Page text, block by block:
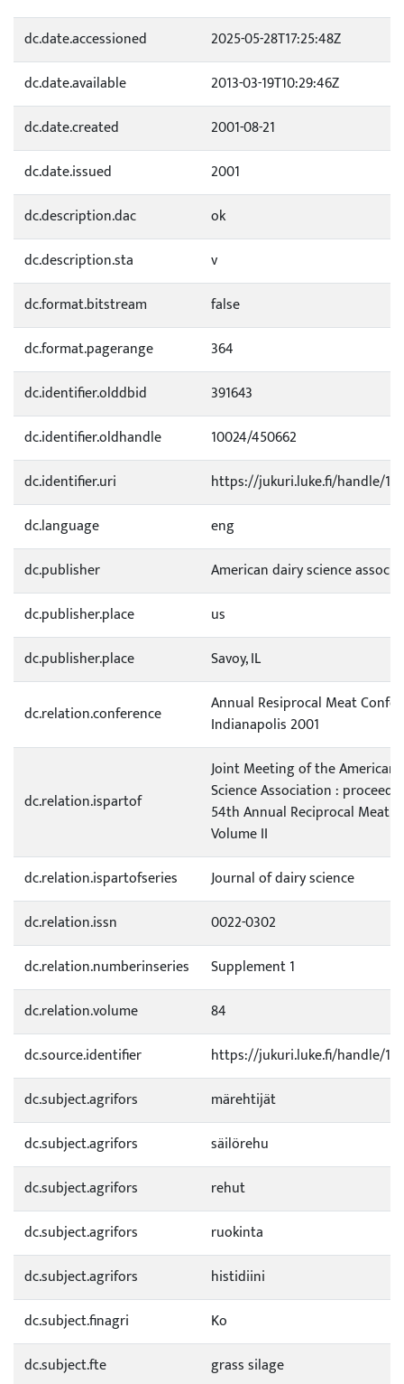
dc.date.accessioned
2025-05-28T17:25:48Z
dc.date.available
2013-03-19T10:29:46Z
dc.date.created
2001-08-21
dc.date.issued
2001
dc.description.dac
ok
dc.description.sta
v
dc.format.bitstream
false
dc.format.pagerange
364
dc.identifier.olddbid
391643
dc.identifier.oldhandle
10024/450662
dc.identifier.uri
https://jukuri.luke.fi/handle/
dc.language
eng
dc.publisher
American dairy science
dc.publisher.place
us
dc.publisher.place
Savoy, IL
dc.relation.conference
Annual Resiprocal Meat
Indianapolis 2001
dc.relation.ispartof
Joint Meeting of the American
Science Association :
54th Annual Reciprocal Meat
Volume II
dc.relation.ispartofseries
Journal of dairy science
dc.relation.issn
0022-0302
dc.relation.numberinseries
Supplement 1
dc.relation.volume
84
dc.source.identifier
https://jukuri.luke.fi/handle/
dc.subject.agrifors
märehtijät
dc.subject.agrifors
säilörehu
dc.subject.agrifors
rehut
dc.subject.agrifors
ruokinta
dc.subject.agrifors
histidiini
dc.subject.finagri
Ko
dc.subject.fte
grass silage